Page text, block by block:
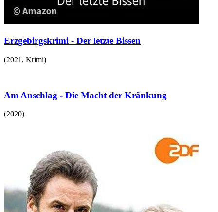
Erzgebirgskrimi - Der letzte Bissen
(2021 , Krimi)
Am Anschlag - Die Macht der Kränkung
(2020)